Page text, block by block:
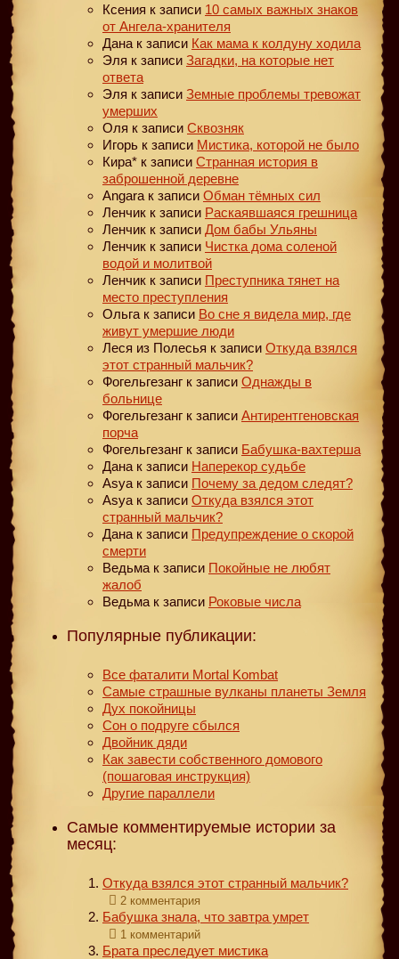
Ксения к записи 10 самых важных знаков
от Ангела-хранителя
Дана к записи Как мама к колдуну ходила
Эля к записи Загадки, на которые нет
ответа
Эля к записи Земные проблемы тревожат
умерших
Оля к записи Сквозняк
Игорь к записи Мистика, которой не было
Кира* к записи Странная история в
заброшенной деревне
Angara к записи Обман тёмных сил
Ленчик к записи Раскаявшаяся грешница
Ленчик к записи Дом бабы Ульяны
Ленчик к записи Чистка дома соленой
водой и молитвой
Ленчик к записи Преступника тянет на
место преступления
Ольга к записи Во сне я видела мир, где
живут умершие люди
Леся из Полесья к записи Откуда взялся
этот странный мальчик?
Фогельгезанг к записи Однажды в
больнице
Фогельгезанг к записи Антирентгеновская
порча
Фогельгезанг к записи Бабушка-вахтерша
Дана к записи Наперекор судьбе
Asya к записи Почему за дедом следят?
Asya к записи Откуда взялся этот
странный мальчик?
Дана к записи Предупреждение о скорой
смерти
Ведьма к записи Покойные не любят
жалоб
Ведьма к записи Роковые числа
Популярные публикации:
Все фаталити Mortal Kombat
Самые страшные вулканы планеты Земля
Дух покойницы
Сон о подруге сбылся
Двойник дяди
Как завести собственного домового
(пошаговая инструкция)
Другие параллели
Самые комментируемые истории за
месяц:
Откуда взялся этот странный мальчик?
2 комментария
Бабушка знала, что завтра умрет
1 комментарий
Брата преследует мистика